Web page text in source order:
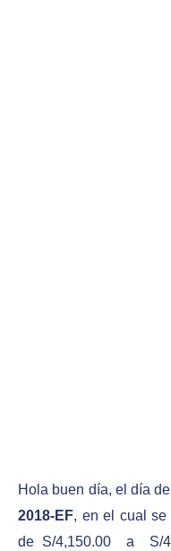
Hola buen día, el día
2018-EF, en el cual se
de S/4,150.00 a S/